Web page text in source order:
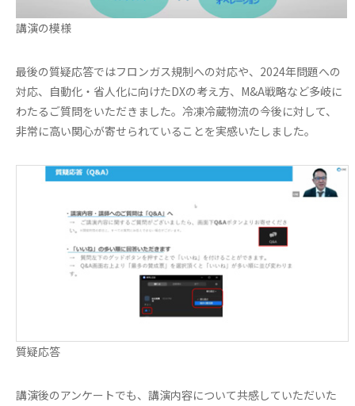
講演の模様
最後の質疑応答ではフロンガス規制への対応や、2024年問題への
対応、自動化・省人化に向けたDXの考え方、M&A戦略など多岐に
わたるご質問をいただきました。冷凍冷蔵物流の今後に対して、
非常に高い関心が寄せられていることを実感いたしました。
質疑応答
講演後のアンケートでも、講演内容について共感していただいた